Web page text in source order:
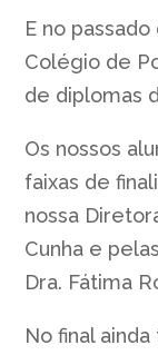
E no
Colégio de
de diplomas
Os nossos
faixas de
nossa
Cunha e
Dra. Fátima
No final